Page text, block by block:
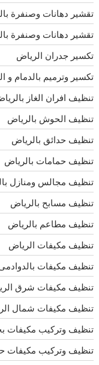
تقشير دهانات وصنفرة
تقشير دهانات وصنفرة
تكسير جدران الرياض
تكسير وترميم بالدمام و
تنظيف افران الغاز
تنظيف الحوش بالرياض
تنظيف حدائق بالرياض
تنظيف حمامات بالرياض
تنظيف مجالس ومنازل
تنظيف مسابح بالرياض
تنظيف مطاعم بالرياض
تنظيف مكيفات الرياض
تنظيف مكيفات
تنظيف مكيفات شرق
تنظيف مكيفات شمال
تنظيف وتركيب مكيفات
تنظيف وتركيب مكيفات